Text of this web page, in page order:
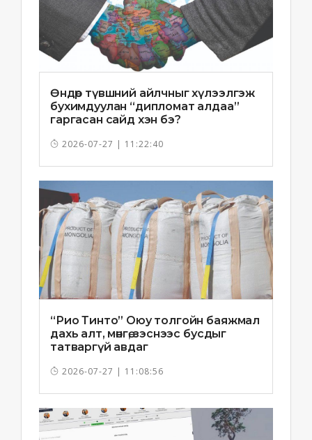
Өндөр түвшний айлчныг хүлээлгэж
бухимдуулан “дипломат алдаа”
гаргасан сайд хэн бэ?
2026-07-27 | 11:22:40
“Рио Тинто” Оюу толгойн баяжмал
дахь алт, мөнгө, зэснээс бусдыг
татваргүй авдаг
2026-07-27 | 11:08:56